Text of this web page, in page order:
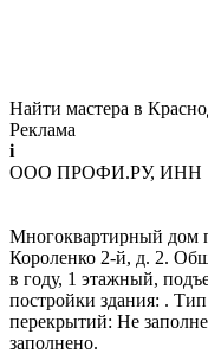
Найти мастера в
Реклама
i
ООО ПРОФИ.РУ, ИНН
Многоквартирный дом
Короленко 2-й, д. 2.
в году, 1 этажный,
постройки здания: .
перекрытий: Не
заполнено.